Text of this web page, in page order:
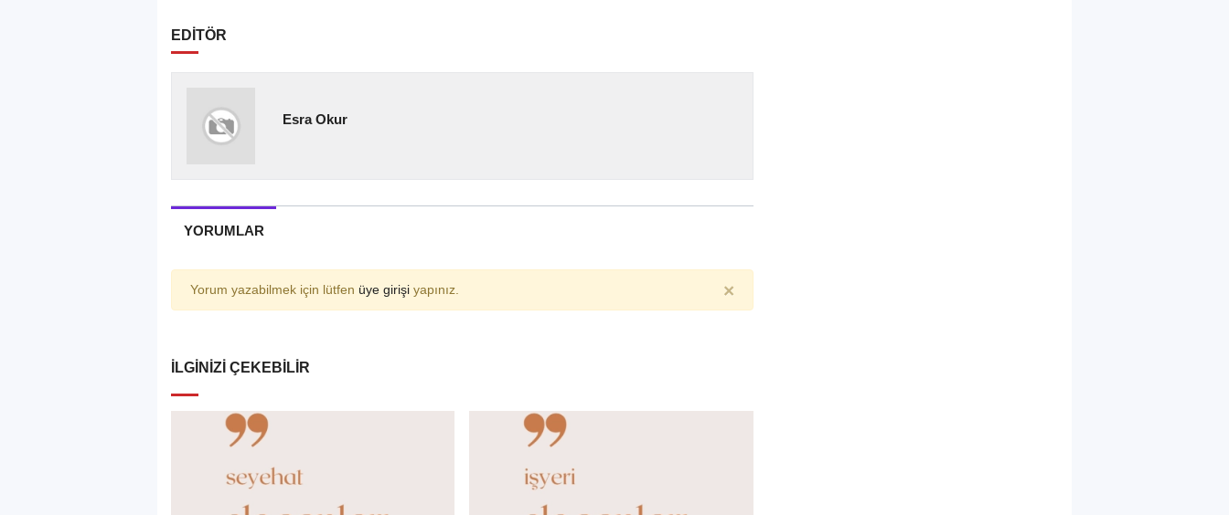
EDİTÖR
Esra Okur
YORUMLAR
Yorum yazabilmek için lütfen üye girişi yapınız. ×
İLGINIZI ÇEKEBILIR